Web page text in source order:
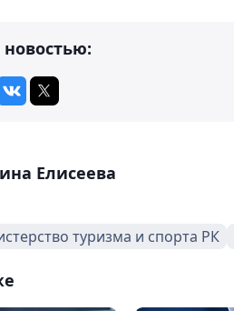
Елисеева
туризма и спорта РК